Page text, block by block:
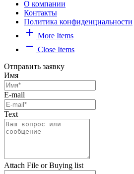
О компании
Контакты
Политика конфиденциальности
add More Items
remove Close Items
Отправить заявку
Имя
E-mail
Text
Attach File or Buying list